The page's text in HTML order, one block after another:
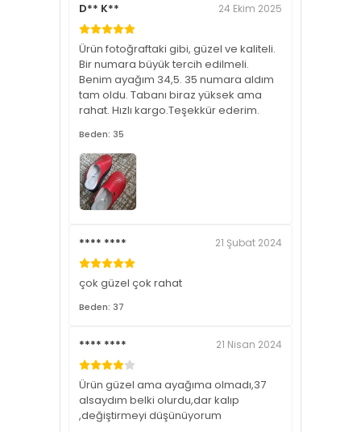
D** K** 24 Ekim 2025
Ürün fotoğraftaki gibi, güzel ve kaliteli.
Bir numara büyük tercih edilmeli.
Benim ayağım 34,5. 35 numara aldım
tam oldu. Tabanı biraz yüksek ama
rahat. Hızlı kargo.Teşekkür ederim.
Beden: 35
**** **** 21 Şubat 2024
çok güzel çok rahat
Beden: 37
**** **** 21 Nisan 2024
Ürün güzel ama ayağıma olmadı,37
alsaydım belki olurdu,dar kalıp
,değiştirmeyi düşünüyorum